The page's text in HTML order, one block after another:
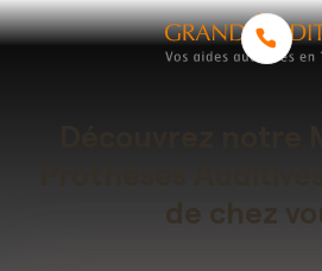
de chez